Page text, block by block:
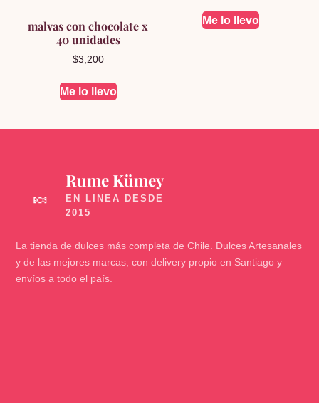
malvas con chocolate x
40 unidades
$3,200
Me lo llevo
Me lo llevo
🍬
Rume Kümey
La tienda de dulces más completa de Chile. Dulces Artesanales
y de las mejores marcas, con delivery propio en Santiago y
envíos a todo el país.